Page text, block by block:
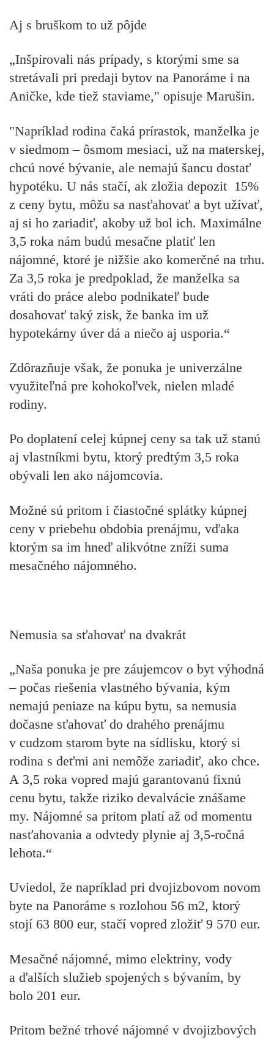
Aj s bruškom to už pôjde
„Inšpirovali nás prípady, s ktorými sme sa
stretávali pri predaji bytov na Panoráme i na
Aničke, kde tiež staviame," opisuje Marušin.
"Napríklad rodina čaká prírastok, manželka je
v siedmom – ôsmom mesiaci, už na materskej,
chcú nové bývanie, ale nemajú šancu dostať
hypotéku. U nás stačí, ak zložia depozit 15%
z ceny bytu, môžu sa nasťahovať a byt užívať,
aj si ho zariadiť, akoby už bol ich. Maximálne
3,5 roka nám budú mesačne platiť len
nájomné, ktoré je nižšie ako komerčné na trhu.
Za 3,5 roka je predpoklad, že manželka sa
vráti do práce alebo podnikateľ bude
dosahovať taký zisk, že banka im už
hypotekárny úver dá a niečo aj usporia.“
Zdôrazňuje však, že ponuka je univerzálne
využiteľná pre kohokoľvek, nielen mladé
rodiny.
Po doplatení celej kúpnej ceny sa tak už stanú
aj vlastníkmi bytu, ktorý predtým 3,5 roka
obývali len ako nájomcovia.
Možné sú pritom i čiastočné splátky kúpnej
ceny v priebehu obdobia prenájmu, vďaka
ktorým sa im hneď alikvótne zníži suma
mesačného nájomného.
Nemusia sa sťahovať na dvakrát
„Naša ponuka je pre záujemcov o byt výhodná
– počas riešenia vlastného bývania, kým
nemajú peniaze na kúpu bytu, sa nemusia
dočasne sťahovať do drahého prenájmu
v cudzom starom byte na sídlisku, ktorý si
rodina s deťmi ani nemôže zariadiť, ako chce.
A 3,5 roka vopred majú garantovanú fixnú
cenu bytu, takže riziko devalvácie znášame
my. Nájomné sa pritom platí až od momentu
nasťahovania a odvtedy plynie aj 3,5-ročná
lehota.“
Uviedol, že napríklad pri dvojizbovom novom
byte na Panoráme s rozlohou 56 m2, ktorý
stojí 63 800 eur, stačí vopred zložiť 9 570 eur.
Mesačné nájomné, mimo elektriny, vody
a ďalších služieb spojených s bývaním, by
bolo 201 eur.
Pritom bežné trhové nájomné v dvojizbových